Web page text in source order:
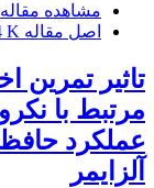
مشاهده مقاله
اصل مقاله K
تاثیر تمرین
مرتبط با
عملکرد
آلزایمر